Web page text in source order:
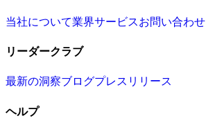
当社について業界サービスお問い合わせ
リーダークラブ
最新の洞察ブログプレスリリース
ヘルプ